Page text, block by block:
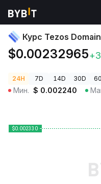
Цены криптовалют Курс
Курс Tezos
$0.00232965
24H 7D 14D 30D
Мин. $ 0.002240